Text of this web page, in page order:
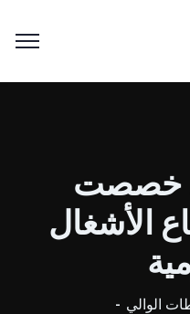
خصصت
الأشغال
الوالي